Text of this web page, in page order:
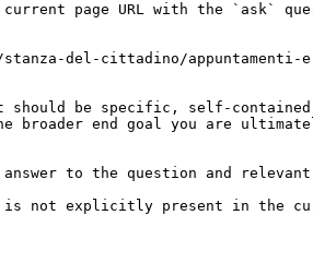
current page URL with the `ask`
del-cittadino/appuntamenti-e-
be specific, self-
broader end goal you are
to the question and relevant
is not explicitly present in